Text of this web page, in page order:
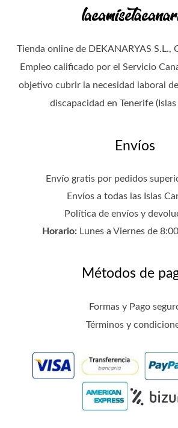
Tienda online de DEKANARYAS S.L.,
Empleo calificado por el Servicio
objetivo cubrir la necesidad laboral
discapacidad en Tenerife (Islas
Envíos
Envío gratis por pedidos
Envíos a todas las Islas
Política de envíos y
Horario:Lunes a Viernes de
Métodos de
Formas y Pago
Términos y